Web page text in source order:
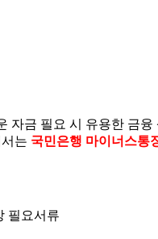
자금 필요 시 유용한 금
는 국민은행 마이너스통